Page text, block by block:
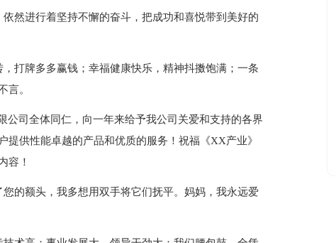
然进行着坚持不懈的奋斗，把成功和喜悦带到美好的
打牌多多赢钱；幸福健康快乐，精神抖擞饱满；一条
言。
司全体同仁，向一年来给予我公司关爱和支持的各界
供性能卓越的产品和优质的服务！祝福《XX产业》
容！
的额头，我多想用双手将它们抚平。妈妈，我永远爱